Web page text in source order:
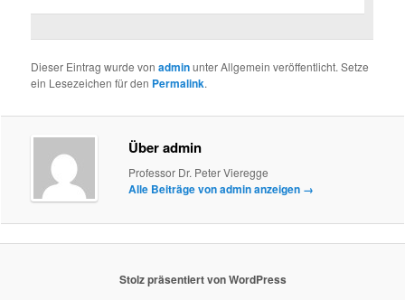
Dieser Eintrag wurde vonadminunter Allgemein veröffentlicht. Setze
ein Lesezeichen für den Permalink.
Über admin
Professor Dr. Peter Vieregge
Alle Beiträge von admin anzeigen →
Stolz präsentiert von WordPress